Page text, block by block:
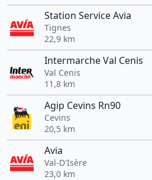
Station Service Avia
Tignes
22,9 km
Intermarche Val Cenis
Val Cenis
11,8 km
Agip Cevins Rn90
Cevins
20,5 km
Avia
Val-D'Isère
23,0 km